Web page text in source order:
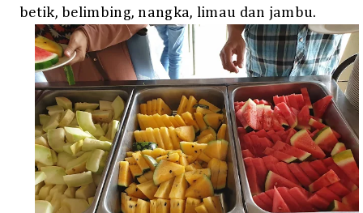
betik, belimbing, nangka, limau dan jambu.